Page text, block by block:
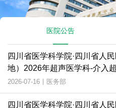
医院公告
四川省医学科学院·四川省人
地）2026年超声医学科-介入
生简章
2026-07-16 | 医务部
四川省医学科学院·四川省人